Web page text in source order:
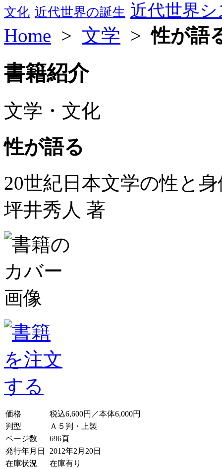
文化 近代世界の誕生 近代世界
Home > 文学 >性が語
書籍紹介
文学・文化
性が語る
20世紀日本文学の性と
坪井秀人 著
価格
税込6,600円／本体6,000円
判型
Ａ５判・上製
ページ数
696頁
発行年月日
2012年2月20日
在庫状況
在庫有り